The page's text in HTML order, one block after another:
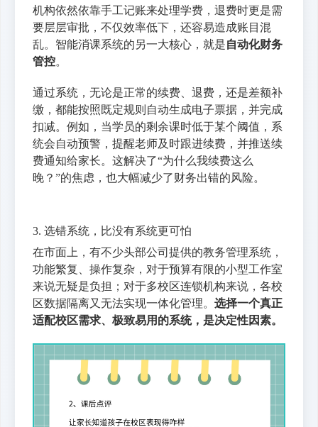
机构依然依靠手工记账来处理学费，退费时更是需
要层层审批，不仅效率低下，还容易造成账目混
乱。智能消课系统的另一大核心，就是自动化财务
管控。
通过系统，无论是正常的续费、退费，还是差额补
缴，都能按照既定规则自动生成电子票据，并完成
扣减。例如，当学员的剩余课时低于某个阈值，系
统会自动预警，提醒老师及时跟进续费，并推送续
费通知给家长。这解决了“为什么我续费这么
晚？”的焦虑，也大幅减少了财务出错的风险。
3. 选错系统，比没有系统更可怕
在市面上，有不少头部公司提供的教务管理系统，
功能繁复、操作复杂，对于预算有限的小型工作室
来说无疑是负担；对于多校区连锁机构来说，各校
区数据隔离又无法实现一体化管理。 选择一个真正
适配校区需求、极致易用的系统，是决定性因素。